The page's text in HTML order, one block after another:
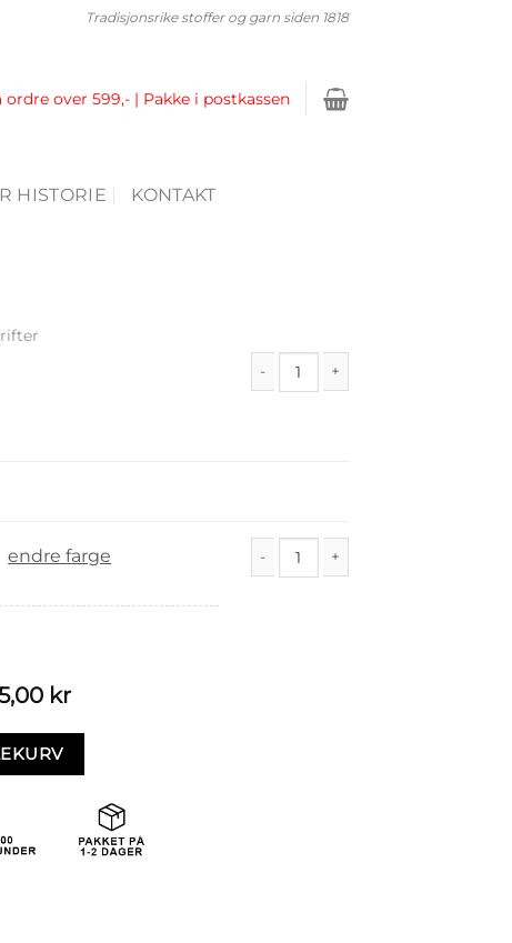
Tradisjonsrike stoffer og garn siden 1818
ordre over 599,- | Pakke i postkassen
HISTORIE KONTAKT
endre farge
kr